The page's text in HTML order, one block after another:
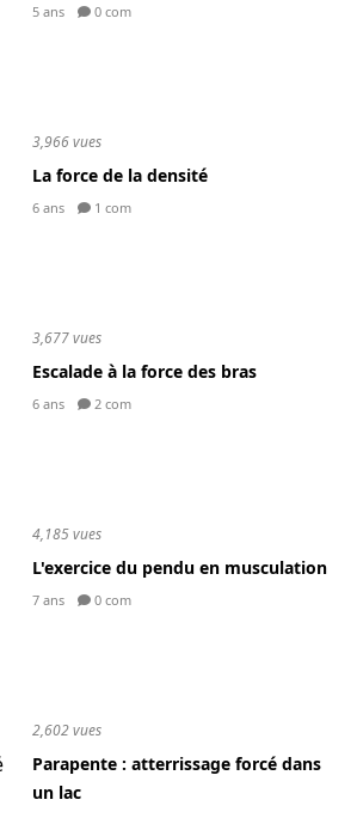
5 ans 0 com
3,966 vues
La force de la densité
6 ans 1 com
3,677 vues
Escalade à la force des bras
6 ans 2 com
4,185 vues
L'exercice du pendu en musculation
7 ans 0 com
2,602 vues
Parapente : atterrissage forcé dans
un lac